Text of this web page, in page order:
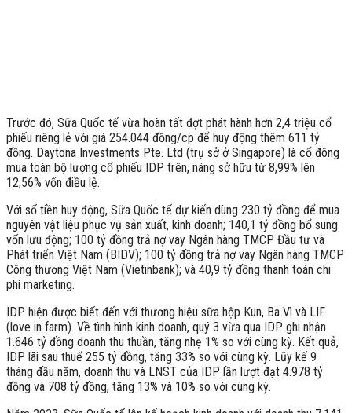
Trước đó, Sữa Quốc tế vừa hoàn tất đợt phát hành hơn 2,4 triệu cổ
phiếu riêng lẻ với giá 254.044 đồng/cp để huy động thêm 611 tỷ
đồng. Daytona Investments Pte. Ltd (trụ sở ở Singapore) là cổ đông
mua toàn bộ lượng cổ phiếu IDP trên, nâng sở hữu từ 8,99% lên
12,56% vốn điều lệ.
Với số tiền huy động, Sữa Quốc tế dự kiến dùng 230 tỷ đồng để mua
nguyên vật liệu phục vụ sản xuất, kinh doanh; 140,1 tỷ đồng bổ sung
vốn lưu động; 100 tỷ đồng trả nợ vay Ngân hàng TMCP Đầu tư và
Phát triển Việt Nam (BIDV); 100 tỷ đồng trả nợ vay Ngân hàng TMCP
Công thương Việt Nam (Vietinbank); và 40,9 tỷ đồng thanh toán chi
phí marketing.
IDP hiện được biết đến với thương hiệu sữa hộp Kun, Ba Vì và LIF
(love in farm). Về tình hình kinh doanh, quý 3 vừa qua IDP ghi nhận
1.646 tỷ đồng doanh thu thuần, tăng nhẹ 1% so với cùng kỳ. Kết quả,
IDP lãi sau thuế 255 tỷ đồng, tăng 33% so với cùng kỳ. Lũy kế 9
tháng đầu năm, doanh thu và LNST của IDP lần lượt đạt 4.978 tỷ
đồng và 708 tỷ đồng, tăng 13% và 10% so với cùng kỳ.